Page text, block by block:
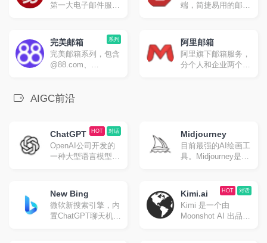
第一大电子邮件服务
@126.com和
@yeah.net为后缀的
免费邮箱。超过20年
邮箱运营经验，系统
务。网易邮箱官方
所有邮箱，并可在手
机、Windows和Mac
上多端协同使用。
端，简捷易用的邮件
轻松。
系列
完美邮箱
完美邮箱系列，包含
@88.com、
邮箱，多端同步重要
QQ、139、
Outlook、Gmail等邮
箱邮件。
阿里邮箱
阿里旗下邮箱服务，
分个人和企业两个版
AIGC前沿
对话
HOT
ChatGPT
OpenAI公司开发的
一种大型语言模型，
Midjourney
目前最强的AI绘画工
具。Midjourney是一
室开发之人工智能程
序，可根据文本生成
图像。
New Bing
微软新搜索引擎，内
置ChatGPT聊天机器
对话
HOT
Kimi.ai
Kimi 是一个由
Moonshot AI 出品的